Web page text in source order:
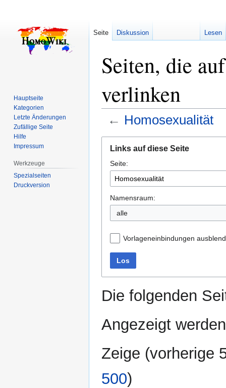
Seiten, die
verlinken
← Homosexualität
Navigation
springen
Suche
springen
Links auf diese Seite
Seite:
Namensraum:
alle
Vorlageneinbindungen
Los
Die folgenden
Angezeigt
Zeige (vorherige
500)
Seite Diskussion Lesen
Hauptseite
Kategorien
Letzte Änderungen
Zufällige Seite
Hilfe
Impressum
Werkzeuge
Spezialseiten
Druckversion